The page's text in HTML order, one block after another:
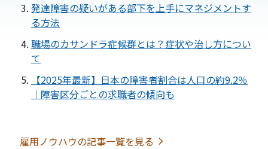
採用情報
発達障害の疑いがある部下を上手にマネジメントす
る方法
職場のカサンドラ症候群とは？症状や治し方につい
て
【2025年最新】日本の障害者割合は人口の約9.2％
｜障害区分ごとの求職者の傾向も
雇用ノウハウの記事一覧を見る